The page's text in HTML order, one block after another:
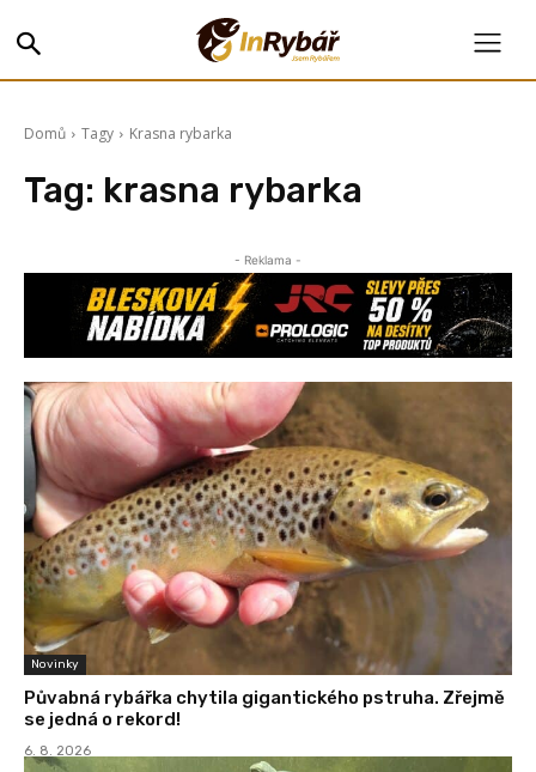
Domů Tagy Krasna rybarka
Tag: krasna rybarka
- Reklama -
Novinky
Půvabná rybářka chytila gigantického pstruha. Zřejmě
se jedná o rekord!
6. 8. 2026